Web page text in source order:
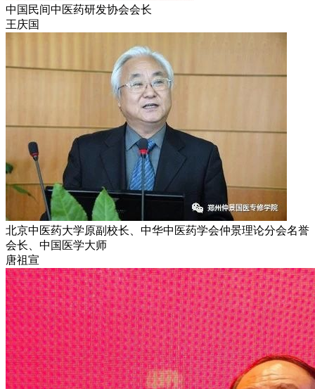
中国民间中医药研发协会会长
王庆国
北京中医药大学原副校长、中华中医药学会仲景理论分会名誉
会长、中国医学大师
唐祖宣